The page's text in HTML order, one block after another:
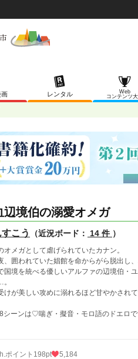
レンタル
Web
コンテンツ
辺境伯の溺愛オメガ
こう （近況ボード： 14 件 ）
オメガとして虐げられていたカナン。
、囲われていた娼館を命からがら脱出し
国境を統べる優しいアルファの辺境伯・
けが美しい攻めに溺れるほど甘やかされて
ーンは♡喘ぎ・擬音・モロ語のドエロ
ポイント 198pt 5,184